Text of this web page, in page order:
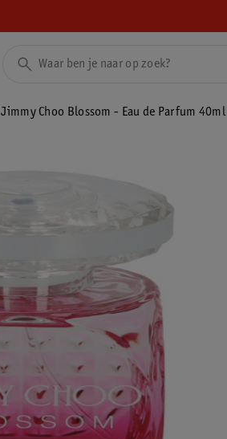
Jimmy Choo Blossom - Eau de Parfum 40ml